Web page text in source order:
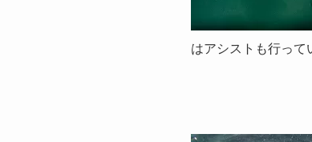
はアシストも行って